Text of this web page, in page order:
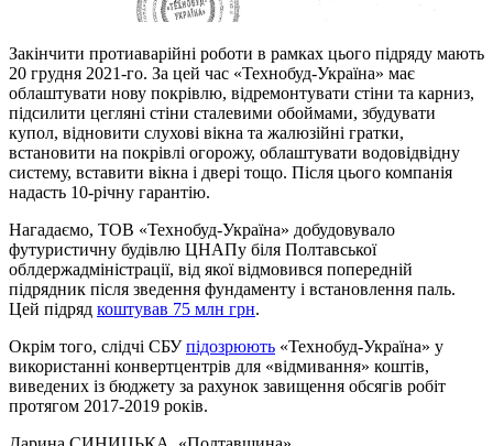
Закінчити протиаварійні роботи в рамках цього підряду мають
20 грудня 2021-го. За цей час «Технобуд-Україна» має
облаштувати нову покрівлю, відремонтувати стіни та карниз,
підсилити цегляні стіни сталевими обоймами, збудувати
купол, відновити слухові вікна та жалюзійні гратки,
встановити на покрівлі огорожу, облаштувати водовідвідну
систему, вставити вікна і двері тощо. Після цього компанія
надасть 10-річну гарантію.
Нагадаємо, ТОВ «Технобуд-Україна» добудовувало
футуристичну будівлю ЦНАПу біля Полтавської
облдержадміністрації, від якої відмовився попередній
підрядник після зведення фундаменту і встановлення паль.
Цей підряд коштував 75 млн грн.
Окрім того, слідчі СБУпідозрюють «Технобуд-Україна» у
використанні конвертцентрів для «відмивання» коштів,
виведених із бюджету за рахунок завищення обсягів робіт
протягом 2017-2019 років.